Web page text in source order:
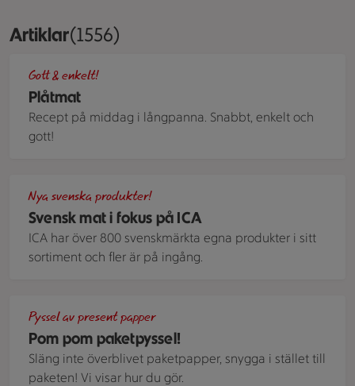
ArtiklarVisar 1556 stycken
(1556)
Plåtmat
Gott & enkelt!
Recept på middag i långpanna. Snabbt, enkelt och
gott!
Svensk mat i fokus på ICA
Nya svenska produkter!
ICA har över 800 svenskmärkta egna produkter i sitt
sortiment och fler är på ingång.
Pom pom paketpyssel!
Pyssel av present papper
Släng inte överblivet paketpapper, snygga i stället till
paketen! Vi visar hur du gör.